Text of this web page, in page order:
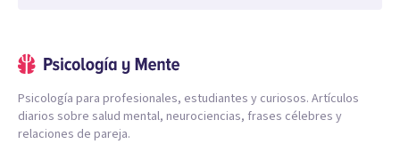
Psicología para profesionales, estudiantes y curiosos. Artículos
diarios sobre salud mental, neurociencias, frases célebres y
relaciones de pareja.